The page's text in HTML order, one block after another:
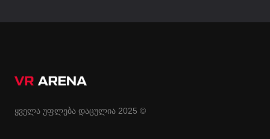
ყველა უფლება დაცულია 2025 ©